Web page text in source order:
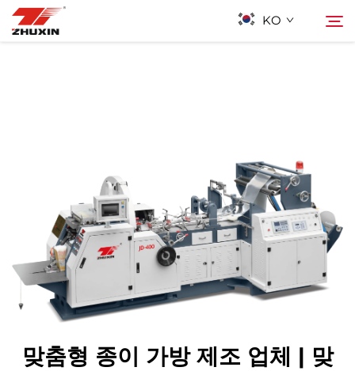
KO
연락하기
맞춤형 종이 가방 제조 업체 | 맞